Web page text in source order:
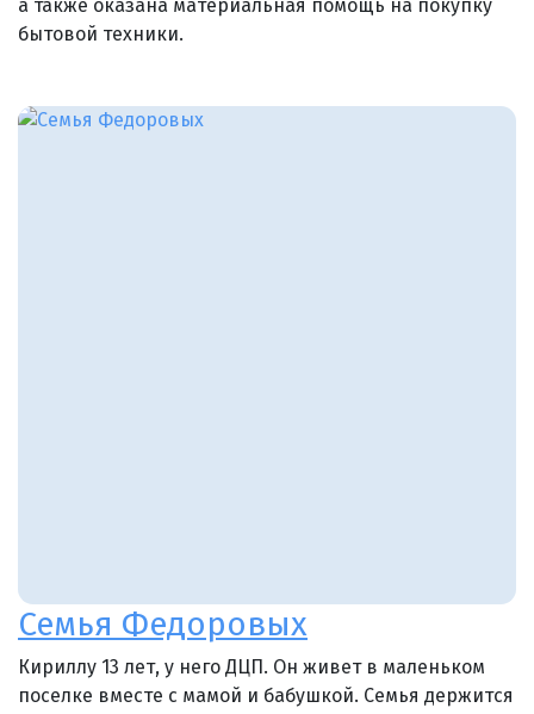
а также оказана материальная помощь на покупку
бытовой техники.
Семья Федоровых
Кириллу 13 лет, у него ДЦП. Он живет в маленьком
поселке вместе с мамой и бабушкой. Семья держится